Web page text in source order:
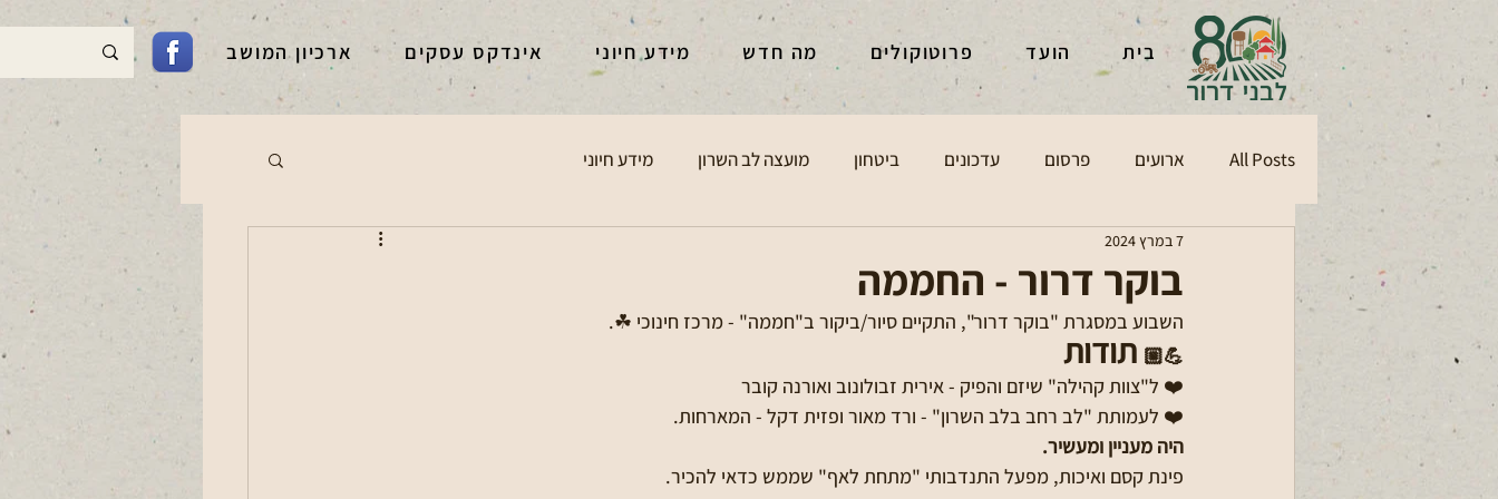
בית הועד פרוטוקולים מה חדש מידע חיוני אינדקס עסקים ארכיון המושב
All Posts ארועים פרסום עדכונים ביטחון מועצה לב השרון מידע חיוני
בוקר דרור - החממה
7 במרץ 2024
השבוע במסגרת "בוקר דרור", התקיים סיור/ביקור ב"חממה" - מרכז חינוכי ☘.
💪🏼 תודות
❤️ ל"צוות קהילה" שיזם והפיק - אירית זבולונוב ואורנה קובר
❤️ לעמותת "לב רחב בלב השרון" - ורד מאור ופזית דקל - המארחות.
היה מעניין ומעשיר.
פינת קסם ואיכות, מפעל התנדבותי "מתחת לאף" שממש כדאי להכיר.